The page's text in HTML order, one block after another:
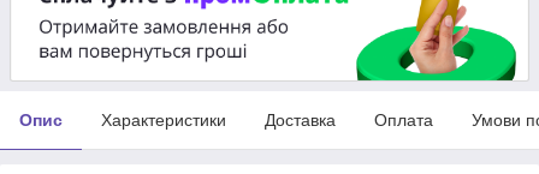
Опис Характеристики Доставка Оплата Умови